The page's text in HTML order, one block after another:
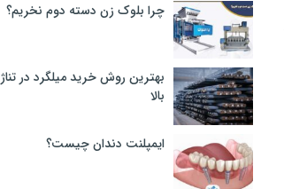
چرا بلوک زن دسته دوم نخریم؟
بهترین روش خرید میلگرد در تناژ
بالا
ایمپلنت دندان چیست؟